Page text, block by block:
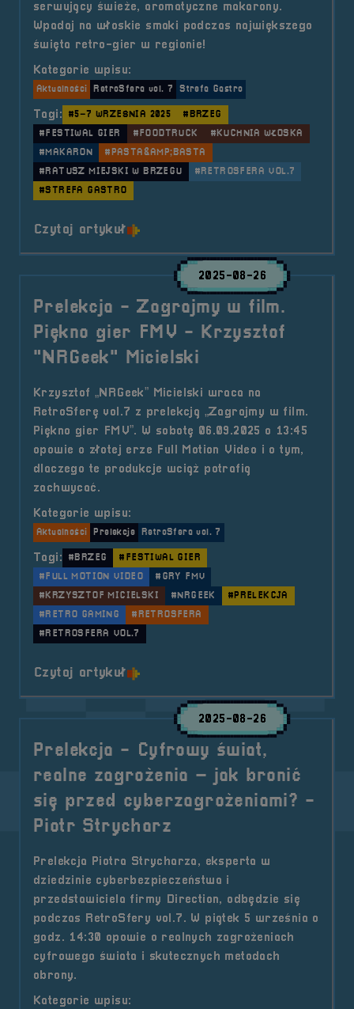
serwujący świeże, aromatyczne makarony.
Wpadaj na włoskie smaki podczas największego
święta retro-gier w regionie!
Kategorie wpisu:
Aktualności RetroSfera vol. 7 Strefa Gastro
Tagi: #5–7 WRZEŚNIA 2025
#BRZEG
#FESTIWAL GIER
#FOODTRUCK
#KUCHNIA WŁOSKA
#MAKARON
#PASTA&AMP;BASTA
#RATUSZ MIEJSKI W BRZEGU
#RETROSFERA VOL.7
#STREFA GASTRO
Czytaj artykuło tytule Strefa Gastro &#8211;
2025-08-26
Prelekcja - Zagrajmy w film.
Piękno gier FMV - Krzysztof
"NRGeek" Micielski
Krzysztof „NRGeek” Micielski wraca na
RetroSferę vol.7 z prelekcją „Zagrajmy w film.
Piękno gier FMV”. W sobotę 06.09.2025 o 13:45
opowie o złotej erze Full Motion Video i o tym,
dlaczego te produkcje wciąż potrafią
zachwycać.
Kategorie wpisu:
Aktualności Prelekcje RetroSfera vol. 7
Tagi: #BRZEG
#FESTIWAL GIER
#FULL MOTION VIDEO
#GRY FMV
#KRZYSZTOF MICIELSKI
#NRGEEK
#PRELEKCJA
#RETRO GAMING
#RETROSFERA
#RETROSFERA VOL.7
Czytaj artykuło tytule Prelekcja &#8211;
2025-08-26
Prelekcja - Cyfrowy świat,
realne zagrożenia – jak bronić
się przed cyberzagrożeniami? -
Piotr Strycharz
Prelekcja Piotra Strycharza, eksperta w
dziedzinie cyberbezpieczeństwa i
przedstawiciela firmy Direction, odbędzie się
podczas RetroSfery vol.7. W piątek 5 września o
godz. 14:30 opowie o realnych zagrożeniach
cyfrowego świata i skutecznych metodach
obrony.
Kategorie wpisu: